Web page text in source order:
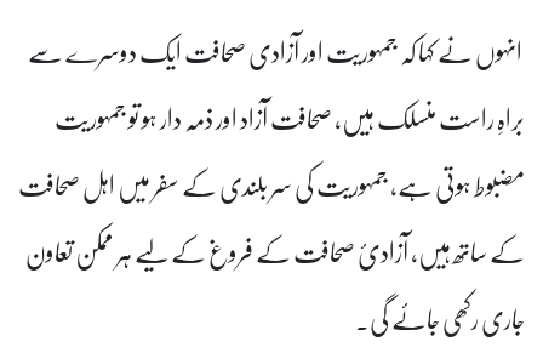
انہوں نے کہا کہ جمہوریت اور آزادی صحافت ایک دوسرے سے
براہِ راست منسلک ہیں، صحافت آزاد اور ذمہ دار ہو تو جمہوریت
مضبوط ہوتی ہے، جمہوریت کی سر بلندی کے سفر میں اہل صحافت
کے ساتھ ہیں، آزادیٔ صحافت کے فروغ کے لیے ہر ممکن تعاون
جاری رکھی جائے گی۔